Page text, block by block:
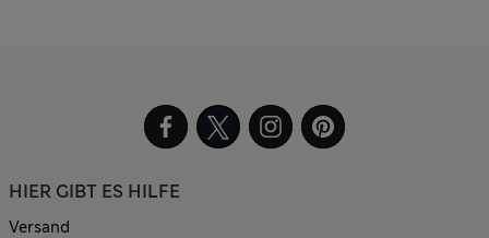
HIER GIBT ES HILFE
Versand